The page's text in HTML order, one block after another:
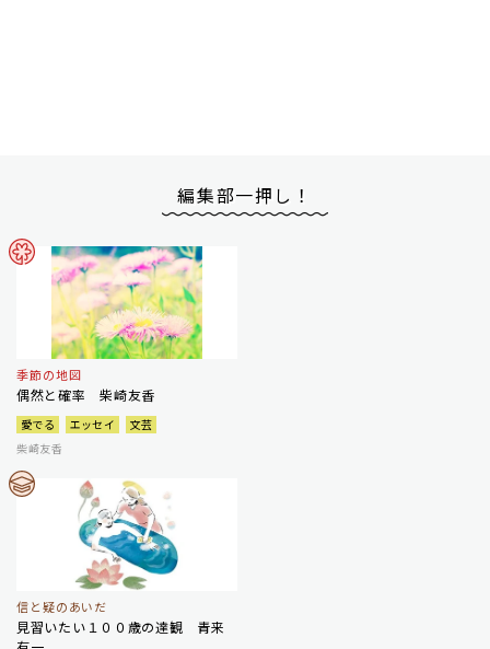
編集部一押し！
季節の地図
偶然と確率 柴崎友香
愛でる エッセイ
文芸
柴崎友香
信と疑のあいだ
見習いたい１００歳の達観 青来